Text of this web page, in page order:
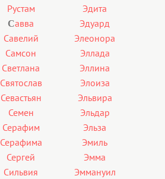
Рустам
Савва
Савелий
Самсон
Светлана
Святослав
Севастьян
Семен
Серафим
Серафима
Сергей
Сильвия
Эдита
Эдуард
Элеонора
Эллада
Эллина
Элоиза
Эльвира
Эльдар
Эльза
Эмиль
Эмма
Эммануил